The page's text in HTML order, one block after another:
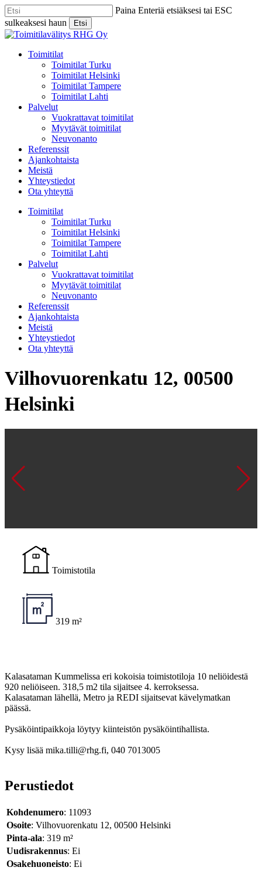
Skip
to
main
content
Paina Enteriä etsiäksesi tai ESC
sulkeaksesi haun
Etsi
Close
Menu
Toimitilat
Toimitilat Turku
Toimitilat Helsinki
Toimitilat Tampere
Toimitilat Lahti
Palvelut
Vuokrattavat toimitilat
Myytävät toimitilat
Neuvonanto
Referenssit
Ajankohtaista
Meistä
Yhteystiedot
Ota yhteyttä
Toimitilat
Toimitilat Turku
Toimitilat Helsinki
Toimitilat Tampere
Toimitilat Lahti
Palvelut
Vuokrattavat toimitilat
Myytävät toimitilat
Neuvonanto
Referenssit
Ajankohtaista
Meistä
Yhteystiedot
Ota yhteyttä
Vilhovuorenkatu 12, 00500
Helsinki
Toimistotila
319 m²
Kalasataman Kummelissa eri kokoisia toimistotiloja 10 neliöidestä
920 neliöiseen. 318,5 m2 tila sijaitsee 4. kerroksessa.
Kalasataman lähellä, Metro ja REDI sijaitsevat kävelymatkan
päässä.
Pysäköintipaikkoja löytyy kiinteistön pysäköintihallista.
Kysy lisää mika.tilli@rhg.fi, 040 7013005
Perustiedot
Kohdenumero: 11093
Osoite: Vilhovuorenkatu 12, 00500 Helsinki
Pinta-ala: 319 m²
Uudisrakennus: Ei
Osakehuoneisto: Ei